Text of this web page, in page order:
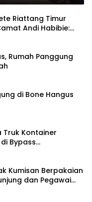
Riattang Timur
Andi Habibie:
Saja
Rumah Panggung
di Bone Hangus
Truk Kontainer
Bypass
Kumisan Berpakaian
dan Pegawai
Layar Sentuh Atm